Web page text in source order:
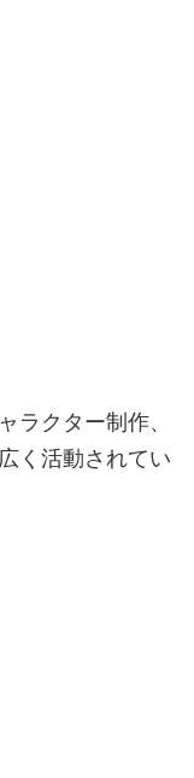
ラクター制作、
く活動されてい